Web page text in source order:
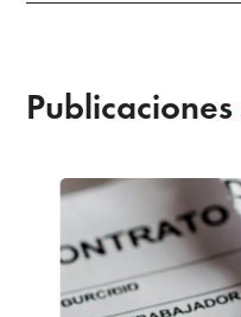
Publicaciones